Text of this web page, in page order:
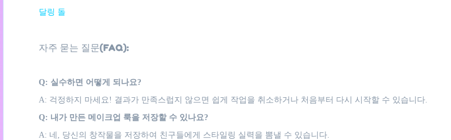
달링 돌
자주 묻는 질문(FAQ):
Q: 실수하면 어떻게 되나요?
A: 걱정하지 마세요! 결과가 만족스럽지 않으면 쉽게 작업을 취소하거나 처음부터 다시 시작할 수 있습니다.
Q: 내가 만든 메이크업 룩을 저장할 수 있나요?
A: 네, 당신의 창작물을 저장하여 친구들에게 스타일링 실력을 뽐낼 수 있습니다.